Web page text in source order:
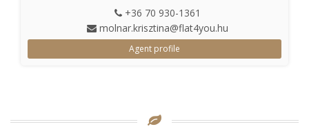
+36 70 930-1361
molnar.krisztina@flat4you.hu
Agent profile